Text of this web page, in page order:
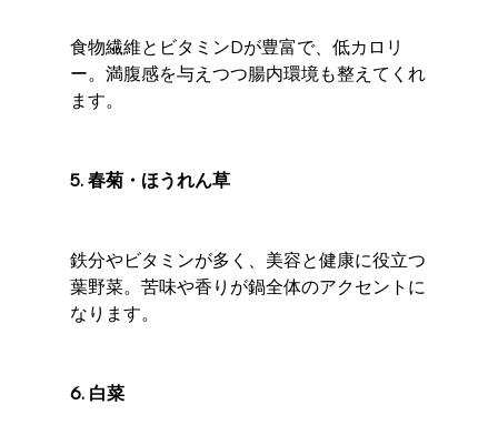
食物繊維とビタミンDが豊富で、低カロリ
ー。満腹感を与えつつ腸内環境も整えてくれ
ます。
5. 春菊・ほうれん草
鉄分やビタミンが多く、美容と健康に役立つ
葉野菜。苦味や香りが鍋全体のアクセントに
なります。
6. 白菜